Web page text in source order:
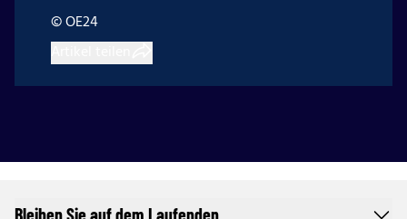
© OE24
Bleiben Sie auf dem Laufenden